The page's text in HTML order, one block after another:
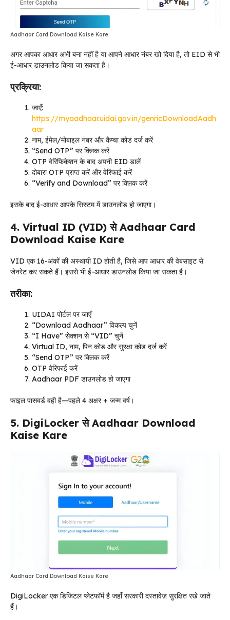
Aadhaar Card Download Kaise Kare
अगर आपका आधार अभी बना नहीं है या आपने आधार नंबर खो दिया है, तो EID से भी
ई-आधार डाउनलोड किया जा सकता है।
प्रक्रिया:
जाएँ:
https://myaadhaar.uidai.gov.in/genricDownloadAadh
aar
नाम, ईमेल/मोबाइल नंबर और कैप्चा कोड दर्ज करें
“Send OTP” पर क्लिक करें
OTP वेरिफिकेशन के बाद अपनी EID डालें
दोबारा OTP प्राप्त करें और वेरिफाई करें
“Verify and Download” पर क्लिक करें
इसके बाद ई-आधार आपके सिस्टम में डाउनलोड हो जाएगा।
4. Virtual ID (VID) से Aadhaar Card
Download Kaise Kare
VID एक 16-अंकों की अस्थायी ID होती है, जिसे आप आधार की वेबसाइट से
जेनरेट कर सकते हैं। इससे भी ई-आधार डाउनलोड किया जा सकता है।
तरीका:
UIDAI पोर्टल पर जाएँ
“Download Aadhaar” विकल्प चुनें
“I Have” सेक्शन से “VID” चुनें
Virtual ID, नाम, पिन कोड और सुरक्षा कोड दर्ज करें
“Send OTP” पर क्लिक करें
OTP वेरिफाई करें
Aadhaar PDF डाउनलोड हो जाएगा
फाइल पासवर्ड वही है—पहले 4 अक्षर + जन्म वर्ष।
5. DigiLocker से Aadhaar Download
Kaise Kare
Aadhaar Card Download Kaise Kare
DigiLocker एक डिजिटल प्लेटफॉर्म है जहाँ सरकारी दस्तावेज़ सुरक्षित रखे जाते
हैं।